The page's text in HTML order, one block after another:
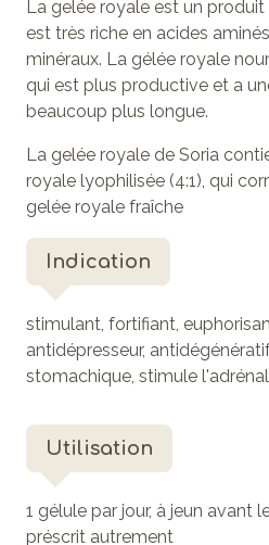
La gelée royale est un
est très riche en acides
minéraux. La gélée royale
qui est plus productive et a
beaucoup plus longue.
La gelée royale de Soria
royale lyophilisée (4:1), qui
gelée royale fraîche
Indication
stimulant, fortifiant,
antidépresseur,
stomachique, stimule
Utilisation
1 gélule par jour, à jeun avant
préscrit autrement